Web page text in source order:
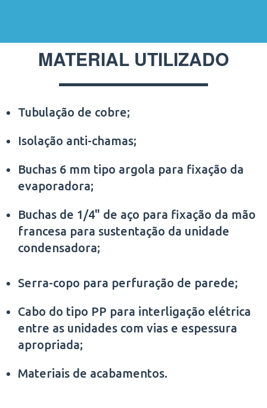
MATERIAL UTILIZADO
Tubulação de cobre;
Isolação anti-chamas;
Buchas 6 mm tipo argola para fixação da
evaporadora;
Buchas de 1/4" de aço para fixação da mão
francesa para sustentação da unidade
condensadora;
Serra-copo para perfuração de parede;
Cabo do tipo PP para interligação elétrica
entre as unidades com vias e espessura
apropriada;
Materiais de acabamentos.